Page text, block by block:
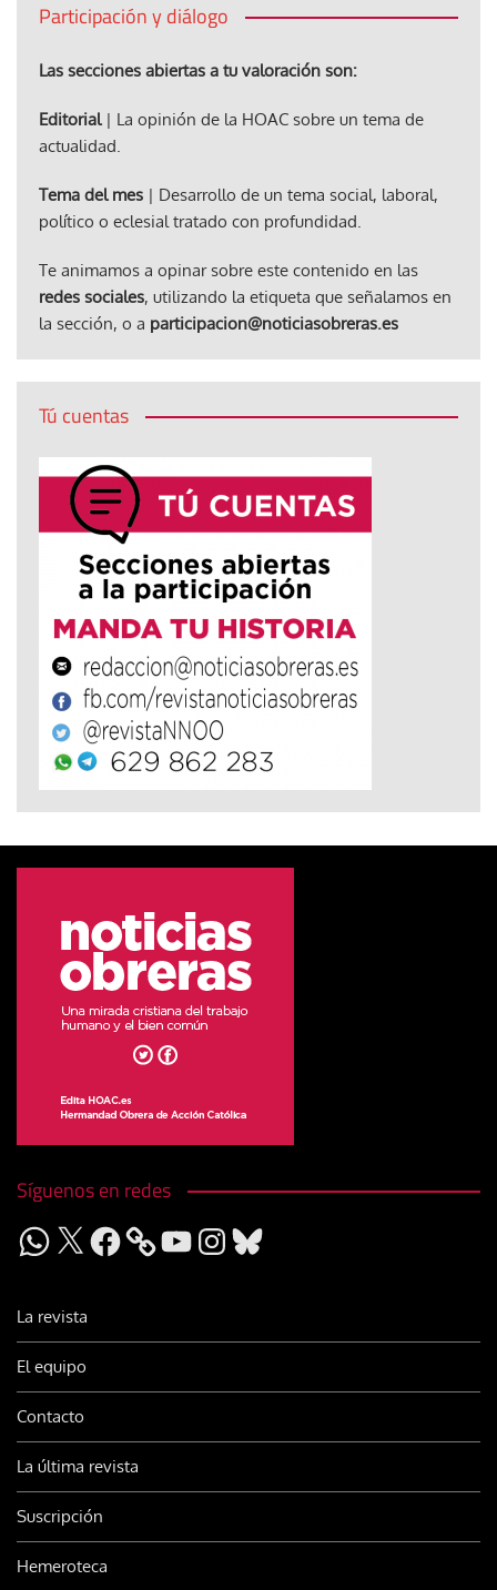
Participación y diálogo
Las secciones abiertas a tu valoración son:
Editorial| La opinión de la HOAC sobre un tema de
actualidad.
Tema del mes | Desarrollo de un tema social, laboral,
político o eclesial tratado con profundidad.
Te animamos a opinar sobre este contenido en las
redes sociales, utilizando la etiqueta que señalamos en
la sección, o a participacion@noticiasobreras.es
Tú cuentas
Síguenos en redes
WhatsApp
X Facebook YouTubeInstagram
Bluesky
La revista
El equipo
Contacto
La última revista
Suscripción
Hemeroteca